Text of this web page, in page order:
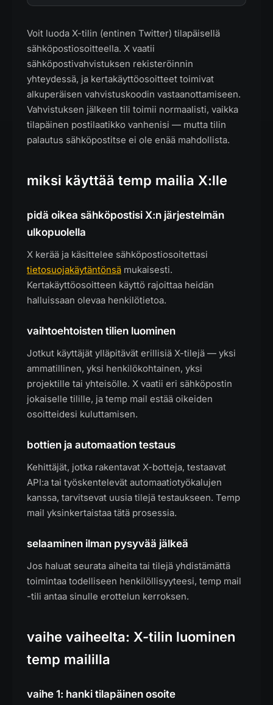
Voit luoda X-tilin (entinen Twitter) tilapäisellä
sähköpostiosoitteella. X vaatii
sähköpostivahvistuksen rekisteröinnin
yhteydessä, ja kertakäyttöosoitteet toimivat
alkuperäisen vahvistuskoodin vastaanottamiseen.
Vahvistuksen jälkeen tili toimii normaalisti, vaikka
tilapäinen postilaatikko vanhenisi — mutta tilin
palautus sähköpostitse ei ole enää mahdollista.
miksi käyttää temp mailia X:lle
pidä oikea sähköpostisi X:n järjestelmän
ulkopuolella
X kerää ja käsittelee sähköpostiosoitettasi
tietosuojakäytäntönsä mukaisesti.
Kertakäyttöosoitteen käyttö rajoittaa heidän
halluissaan olevaa henkilötietoa.
vaihtoehtoisten tilien luominen
Jotkut käyttäjät ylläpitävät erillisiä X-tilejä — yksi
ammatillinen, yksi henkilökohtainen, yksi
projektille tai yhteisölle. X vaatii eri sähköpostin
jokaiselle tilille, ja temp mail estää oikeiden
osoitteidesi kuluttamisen.
bottien ja automaation testaus
Kehittäjät, jotka rakentavat X-botteja, testaavat
API:a tai työskentelevät automaatiotyökalujen
kanssa, tarvitsevat uusia tilejä testaukseen. Temp
mail yksinkertaistaa tätä prosessia.
selaaminen ilman pysyvää jälkeä
Jos haluat seurata aiheita tai tilejä yhdistämättä
toimintaa todelliseen henkilöllisyyteesi, temp mail
-tili antaa sinulle erottelun kerroksen.
vaihe vaiheelta: X-tilin luominen
temp maililla
vaihe 1: hanki tilapäinen osoite